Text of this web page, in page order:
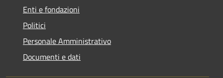
Enti e fondazioni
Politici
Personale Amministrativo
Documenti e dati